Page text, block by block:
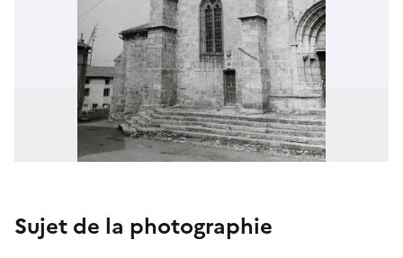
Sujet de la photographie